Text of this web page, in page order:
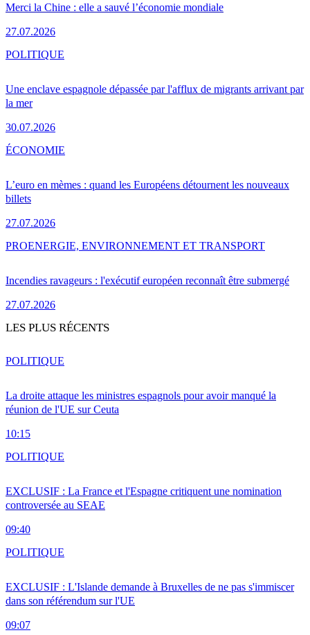
Merci la Chine : elle a sauvé l’économie mondiale
27.07.2026
Une enclave espagnole dépassée par l'afflux de migrants arrivant par
la mer
30.07.2026
POLITIQUE
L’euro en mèmes : quand les Européens détournent les nouveaux
billets
27.07.2026
ÉCONOMIE
Incendies ravageurs : l'exécutif européen reconnaît être submergé
27.07.2026
PROENERGIE, ENVIRONNEMENT ET TRANSPORT
LES PLUS RÉCENTS
La droite attaque les ministres espagnols pour avoir manqué la
réunion de l'UE sur Ceuta
10:15
POLITIQUE
EXCLUSIF : La France et l'Espagne critiquent une nomination
controversée au SEAE
09:40
POLITIQUE
EXCLUSIF : L'Islande demande à Bruxelles de ne pas s'immiscer
dans son référendum sur l'UE
09:07
POLITIQUE